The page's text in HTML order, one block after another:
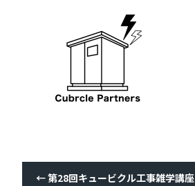
←第28回キュービクル工事雑学講座